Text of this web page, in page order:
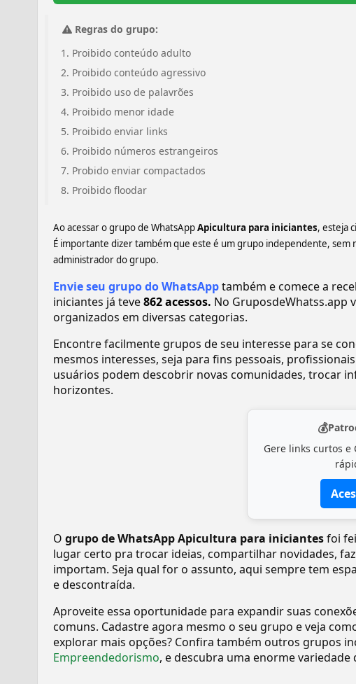
Regras do grupo:
Proibido conteúdo adulto
Proibido conteúdo agressivo
Proibido uso de palavrões
Proibido menor idade
Proibido enviar links
Proibido números estrangeiros
Probido enviar compactados
Proibido floodar
Ao acessar o grupo de WhatsAppApicultura para iniciantes, esteja
É importante dizer também que este é um grupo independente, sem
administrador do grupo.
Envie seu grupo do WhatsApptambém e comece a
iniciantes já teve862 acessos. No GruposdeWhatss.app
organizados em diversas categorias.
Encontre facilmente grupos de seu interesse para se
mesmos interesses, seja para fins pessoais,
usuários podem descobrir novas comunidades, trocar
horizontes.
💰
Gere links curtos e
O grupo de WhatsApp Apicultura para iniciantesfoi
lugar certo pra trocar ideias, compartilhar novidades,
importam. Seja qual for o assunto, aqui sempre tem
e descontraída.
Aproveite essa oportunidade para expandir suas
comuns. Cadastre agora mesmo o seu grupo e veja
explorar mais opções? Confira também outros grupos
Empreendedorismo, e descubra uma enorme